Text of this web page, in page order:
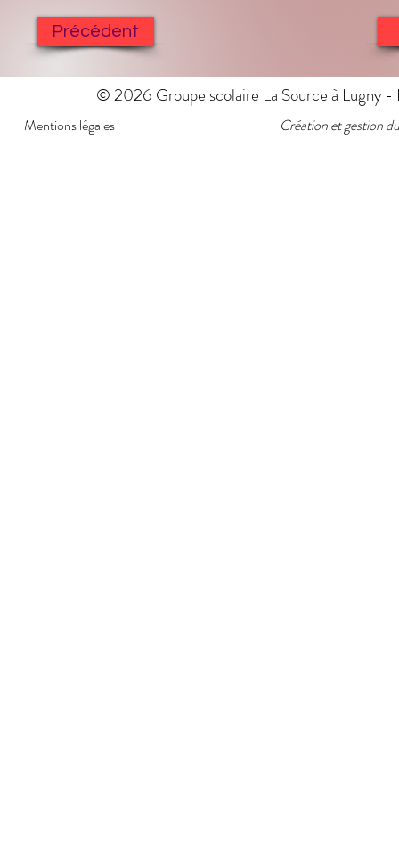
Précédent
© 2026 Groupe scolaire La Source à Lugny
Mentions légales Création et gestion